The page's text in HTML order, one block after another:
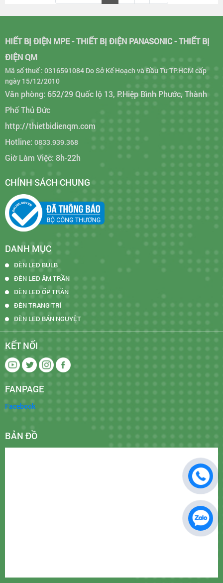
HIẾT BỊ ĐIỆN MPE - THIẾT BỊ ĐIỆN PANASONIC - THIẾT BỊ
ĐIỆN QM
Mã số thuế : 0316591084 Do Sở Kế Hoạch và Đầu Tư TP.HCM cấp
ngày 15/12/2010
Văn phòng: 652/29 Quốc lộ 13, P.Hiệp Bình Phước, Thành
Phố Thủ Đức
http://thietbidienqm.com
Hotline: 0833.939.368
Giờ Làm Việc: 8h-22h
CHÍNH SÁCH CHUNG
DANH MỤC
ĐÈN LED BULB
ĐÈN LED ÂM TRẦN
ĐÈN LED ỐP TRẦN
ĐÈN TRANG TRÍ
ĐÈN LED BÁN NGUYỆT
KẾT NỐI
FANPAGE
Facebook
BẢN ĐỒ